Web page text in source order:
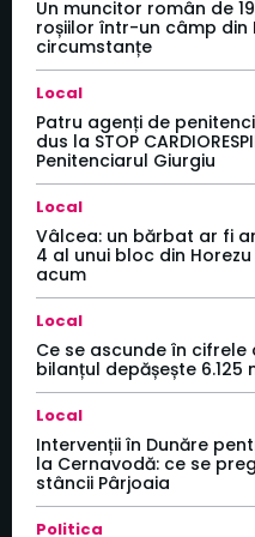
Un muncitor român de
roșiilor într-un câmp
circumstanțe
Local
Patru agenți de
dus la STOP
Penitenciarul Giurgiu
Local
Vâlcea: un bărbat ar fi
4 al unui bloc din
acum
Local
Ce se ascunde în cifrele
bilanțul depășește 6.125
Local
Intervenții în Dunăre
la Cernavodă: ce se
stâncii Pârjoaia
Politica